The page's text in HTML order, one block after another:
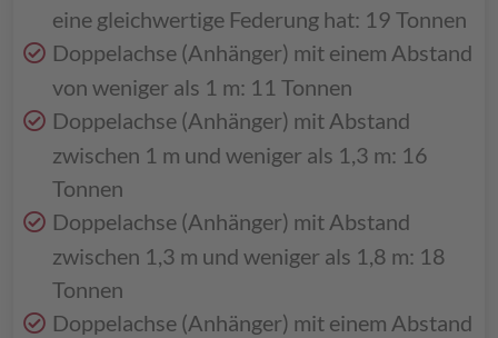
eine gleichwertige Federung hat: 19 Tonnen
Doppelachse (Anhänger) mit einem Abstand
von weniger als 1 m: 11 Tonnen
Doppelachse (Anhänger) mit Abstand
zwischen 1 m und weniger als 1,3 m: 16
Tonnen
Doppelachse (Anhänger) mit Abstand
zwischen 1,3 m und weniger als 1,8 m: 18
Tonnen
Doppelachse (Anhänger) mit einem Abstand